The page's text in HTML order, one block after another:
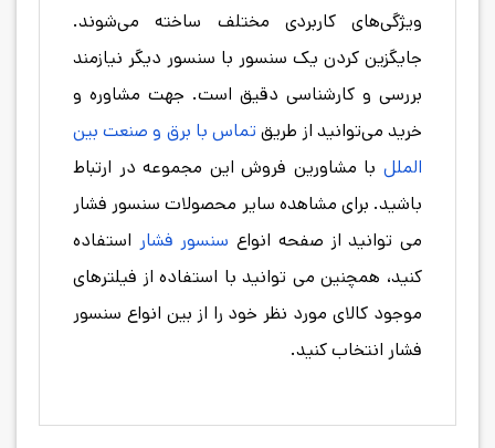
ویژگی‌های کاربردی مختلف ساخته می‌شوند.
جایگزین کردن یک سنسور با سنسور دیگر نیازمند
بررسی و کارشناسی دقیق است. جهت مشاوره و
خرید می‌توانید از طریق تماس با برق و صنعت بین
الملل با مشاورین فروش این مجموعه در ارتباط
باشید. برای مشاهده سایر محصولات سنسور فشار
می توانید از صفحه انواع سنسور فشار استفاده
کنید، همچنین می توانید با استفاده از فیلترهای
موجود کالای مورد نظر خود را از بین انواع سنسور
فشار انتخاب کنید.